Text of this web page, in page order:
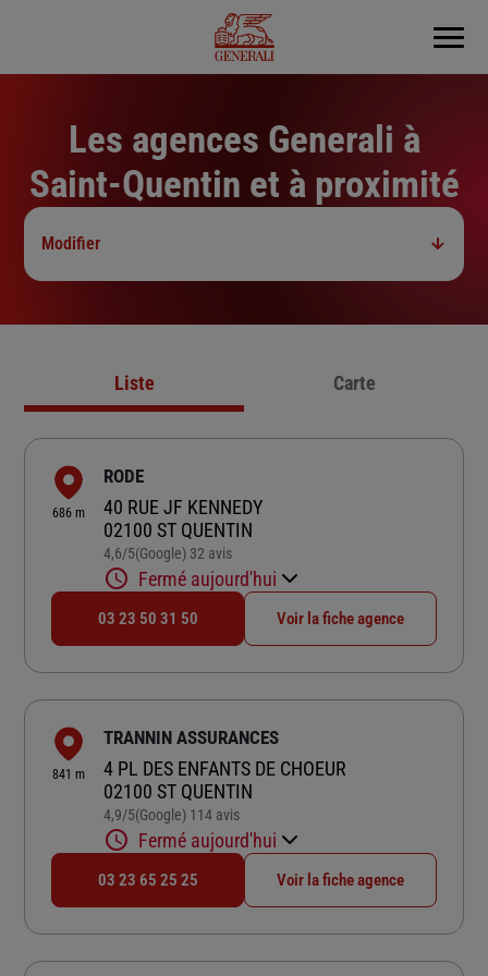
Menu
Les agences Generali à
Saint-Quentin et à proximité
Modifier
Liste Carte
686 m
RODE
40 RUE JF KENNEDY
02100 ST QUENTIN
4,6/5Note de 4.6 sur 5
(Google) 32 avis
Fermé aujourd'hui
03 23 50 31 50 Voir la fiche agence
841 m
TRANNIN ASSURANCES
4 PL DES ENFANTS DE CHOEUR
02100 ST QUENTIN
4,9/5Note de 4.9 sur 5
(Google) 114 avis
Fermé aujourd'hui
03 23 65 25 25 Voir la fiche agence